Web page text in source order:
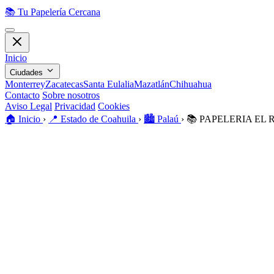
📚 Tu Papelería Cercana
Inicio
Ciudades
MonterreyZacatecasSanta EulaliaMazatlánChihuahua
Contacto Sobre nosotros
Aviso Legal Privacidad Cookies
🏠️ Inicio › 📍 Estado de Coahuila › 🏙️ Palaú › 📚 PAPELERIA EL